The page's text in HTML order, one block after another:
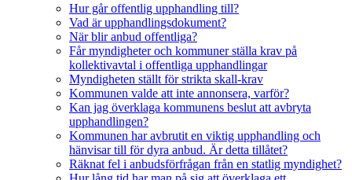
Hur går offentlig upphandling till?
Vad är upphandlingsdokument?
När blir anbud offentliga?
Får myndigheter och kommuner ställa krav på
kollektivavtal i offentliga upphandlingar
Myndigheten ställt för strikta skall-krav
Kommunen valde att inte annonsera, varför?
Kan jag överklaga kommunens beslut att avbryta
upphandlingen?
Kommunen har avbrutit en viktig upphandling och
hänvisar till för dyra anbud. Är detta tillåtet?
Räknat fel i anbudsförfrågan från en statlig myndighet?